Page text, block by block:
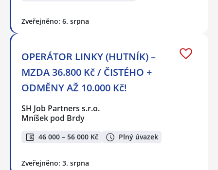
Zveřejněno: 6. srpna
OPERÁTOR LINKY (HUTNÍK) –
MZDA 36.800 Kč / ČISTÉHO +
ODMĚNY AŽ 10.000 Kč!
SH Job Partners s.r.o.
Mníšek pod Brdy
46 000 – 56 000 Kč Plný úvazek
Zveřejněno: 3. srpna